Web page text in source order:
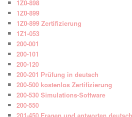
1Z0-898
1Z0-899
1Z0-899 Zertifizierung
1Z1-053
200-001
200-101
200-120
200-201 Prüfung in deutsch
200-500 kostenlos Zertifizierung
200-530 Simulations-Software
200-550